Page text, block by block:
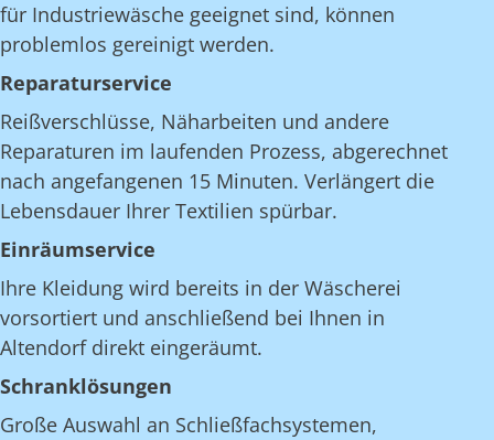
für Industriewäsche geeignet sind, können
problemlos gereinigt werden.
Reparaturservice
Reißverschlüsse, Näharbeiten und andere
Reparaturen im laufenden Prozess, abgerechnet
nach angefangenen 15 Minuten. Verlängert die
Lebensdauer Ihrer Textilien spürbar.
Einräumservice
Ihre Kleidung wird bereits in der Wäscherei
vorsortiert und anschließend bei Ihnen in
Altendorf direkt eingeräumt.
Schranklösungen
Große Auswahl an Schließfachsystemen,